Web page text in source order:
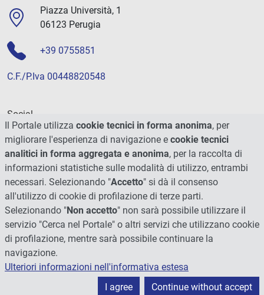
Piazza Università, 1
06123 Perugia
+39 0755851
C.F./P.Iva 00448820548
Social
© 2026 - Università degli Studi di Perugia
Il Portale utilizza cookie tecnici in forma anonima, per
migliorare l'esperienza di navigazione e cookie tecnici
analitici in forma aggregata e anonima, per la raccolta di
informazioni statistiche sulle modalità di utilizzo, entrambi
necessari. Selezionando "Accetto" si dà il consenso
all'utilizzo di cookie di profilazione di terze parti.
Selezionando "Non accetto" non sarà possibile utilizzare il
servizio "Cerca nel Portale" o altri servizi che utilizzano cookie
di profilazione, mentre sarà possibile continuare la
navigazione.
Ulteriori informazioni nell'informativa estesa
I agree
Continue without accept